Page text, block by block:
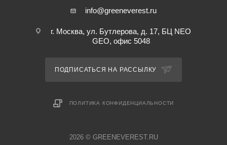
info@greeneverest.ru
г. Москва, ул. Бутлерова, д. 17, БЦ NEO
GEO, офис 5048
ПОДПИСАТЬСЯ НА РАССЫЛКУ
ПОЛИТИКА КОНФИДЕНЦИАЛЬНОСТИ
2026 © GREENEVEREST.RU